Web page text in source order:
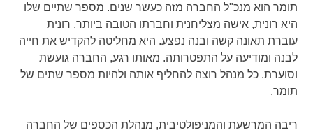
תומר הוא מנכ"ל החברה מזה כעשר שנים. מספר שתיים שלו
היא רונית, אישה מצליחנית וחברתו הטובה ביותר. רונית
עוברת תאונה קשה ובנה נפצע. היא מחליטה להקדיש את חייה
לבנה ומודיעה על התפטרותה. מאותו רגע, החברה גועשת
וסוערת. כל מנהל רוצה להחליף אותה ולהיות מספר שתים של
תומר.
ריבה המרשעת והמניפולטיבית, מנהלת הכספים של החברה